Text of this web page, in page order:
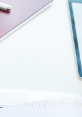
Lorem ipsum